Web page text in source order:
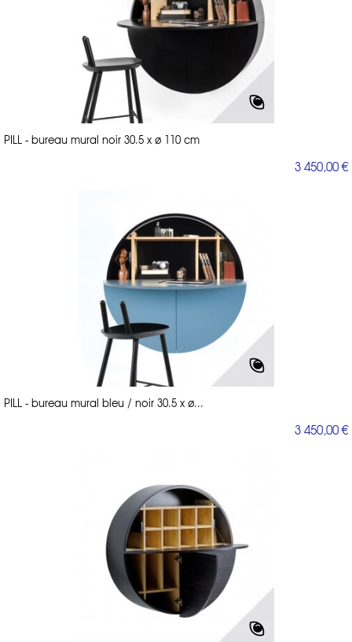
PILL - bureau mural noir 30.5 x ø 110 cm
3 450,00 €
PILL - bureau mural bleu / noir 30.5 x ø...
3 450,00 €